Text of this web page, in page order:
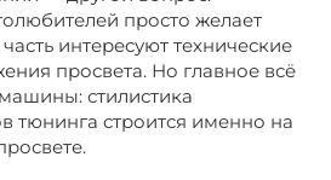
просто желает
интересуют технические
просвета. Но главное всё
стилистика
тюнинга строится именно на